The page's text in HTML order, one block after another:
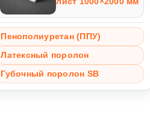
Пенополиуретан (ППУ)
Латексный поролон
Губочный поролон SB